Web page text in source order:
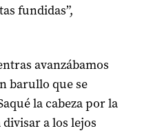
fundidas”,
avanzábamos
barullo que se
la cabeza por la
a los lejos